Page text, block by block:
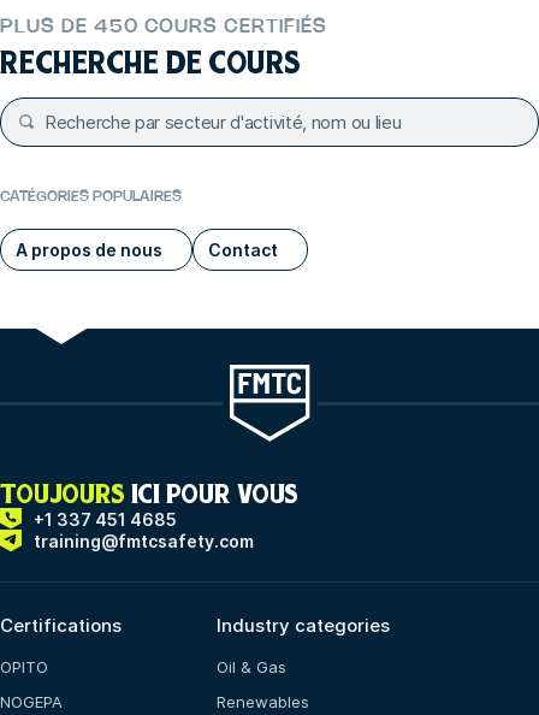
PLUS DE 450 COURS CERTIFIÉS
RECHERCHE DE COURS
CATÉGORIES POPULAIRES
A propos de nous Contact
TOUJOURS ICI POUR VOUS
+1 337 451 4685
training@fmtcsafety.com
Certifications
OPITO
NOGEPA
Industry categories
Oil & Gas
Renewables